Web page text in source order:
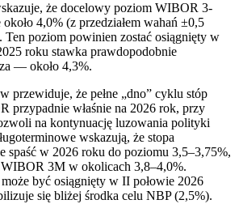
że docelowy poziom WIBOR 3-
4,0% (z przedziałem wahań ±0,5
Ten poziom powinien zostać osiągnięty w
roku stawka prawdopodobnie
— około 4,3%.
przewiduje, że pełne „dno” cyklu stóp
przypadnie właśnie na 2026 rok, przy
na kontynuację luzowania polityki
wskazują, że stopa
spaść w 2026 roku do poziomu 3,5–3,75%,
WIBOR 3M w okolicach 3,8–4,0%.
być osiągnięty w II połowie 2026
się bliżej środka celu NBP (2,5%).